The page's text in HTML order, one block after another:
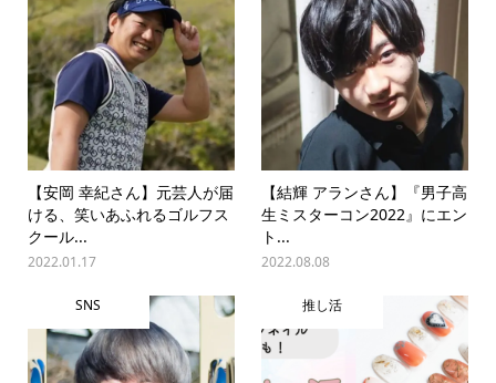
【安岡 幸紀さん】元芸人が届
ける、笑いあふれるゴルフス
クール...
2022.01.17
【結輝 アランさん】『男子高
生ミスターコン2022』にエン
ト...
2022.08.08
SNS 推し活